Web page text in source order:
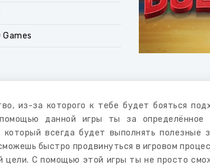
Games
из-за которого к тебе будет бояться
данной игры ты за определённое
который всегда будет выполнять полезные
быстро продвинуться в игровом
цели. С помощью этой игры ты не просто